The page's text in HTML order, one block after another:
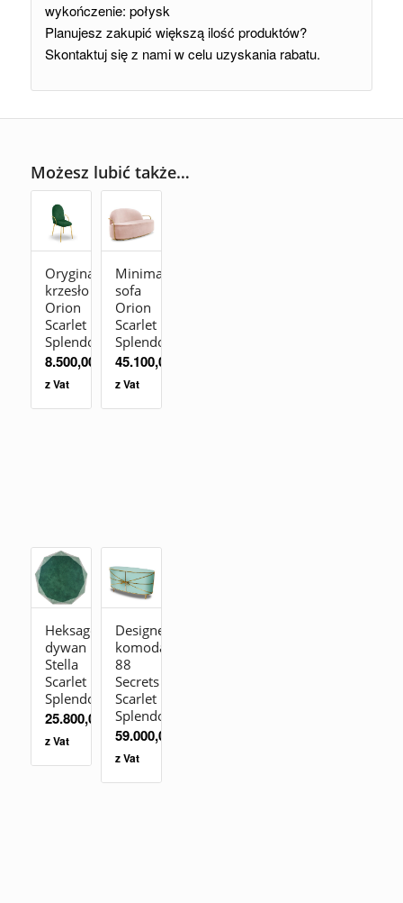
wykończenie: połysk
Planujesz zakupić większą ilość produktów?
Skontaktuj się z nami w celu uzyskania rabatu.
Możesz lubić także…
Oryginalne
krzesło
Orion
Scarlet
Splendour
8.500,00
z Vat
Minimalistyczna
sofa
Orion
Scarlet
Splendour
45.100,00
z Vat
Heksagonalny
dywan
Stella
Scarlet
Splendour
25.800,00
z Vat
Designerska
komoda
88
Secrets
Scarlet
Splendour
59.000,00
z Vat